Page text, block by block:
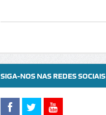
SIGA-NOS NAS REDES SOCIAIS